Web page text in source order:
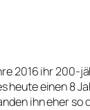
2016 ihr 200-
heute einen 8
ihn eher